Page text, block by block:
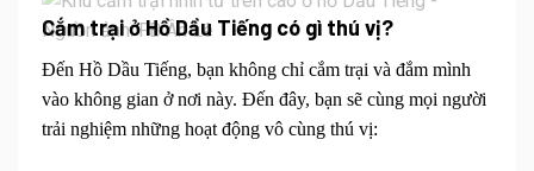
Cắm trại ở Hồ Dầu Tiếng có gì thú vị?
Đến Hồ Dầu Tiếng, bạn không chỉ cắm trại và đắm mình
vào không gian ở nơi này. Đến đây, bạn sẽ cùng mọi người
trải nghiệm những hoạt động vô cùng thú vị: